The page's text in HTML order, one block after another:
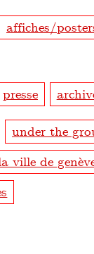
affiches/
presse
under the
ville de